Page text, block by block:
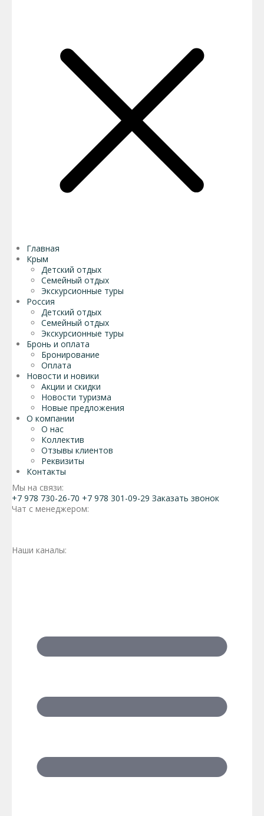
Главная
Крым
Детский отдых
Семейный отдых
Экскурсионные туры
Россия
Детский отдых
Семейный отдых
Экскурсионные туры
Бронь и оплата
Бронирование
Оплата
Новости и новики
Акции и скидки
Новости туризма
Новые предложения
О компании
О нас
Коллектив
Отзывы клиентов
Реквизиты
Контакты
Мы на связи:
+7 978 730-26-70 +7 978 301-09-29 Заказать звонок
Чат с менеджером:
Наши каналы: